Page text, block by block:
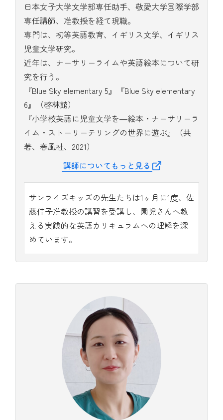
日本女子大学文学部専任助手、敬愛大学国際学部
専任講師、准教授を経て現職。
専門は、初等英語教育、イギリス文学、イギリス
児童文学研究。
近年は、ナーサリーライムや英語絵本について研
究を行う。
『Blue Sky elementary 5』『Blue Sky elementary
6』（啓林館）
『小学校英語に児童文学を―絵本・ナーサリーラ
イム・ストーリーテリングの世界に遊ぶ』（共
著、春風社、2021）
講師についてもっと見る
サンライズキッズの先生たちは1ヶ月に1度、佐
藤佳子准教授の講習を受講し、園児さんへ教
える実践的な英語カリキュラムへの理解を深
めています。